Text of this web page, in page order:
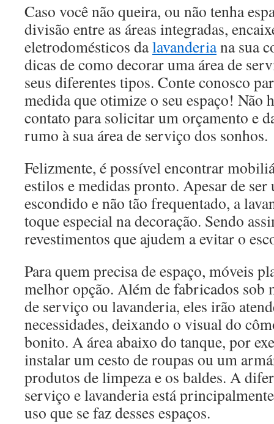
Caso você não queira, ou não tenha
divisão entre as áreas integradas,
eletrodomésticos dalavanderiana sua
dicas de como decorar uma área de
seus diferentes tipos. Conte conosco
medida que otimize o seu espaço! Não
contato para solicitar um orçamento e
rumo à sua área de serviço dos sonhos.
Felizmente, é possível encontrar
estilos e medidas pronto. Apesar de ser
escondido e não tão frequentado, a
toque especial na decoração. Sendo
revestimentos que ajudem a evitar o
Para quem precisa de espaço, móveis
melhor opção. Além de fabricados sob
de serviço ou lavanderia, eles irão
necessidades, deixando o visual do
bonito. A área abaixo do tanque, por
instalar um cesto de roupas ou um
produtos de limpeza e os baldes. A
serviço e lavanderia está
uso que se faz desses espaços.